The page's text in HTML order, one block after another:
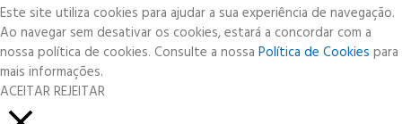
Este site utiliza cookies para ajudar a sua experiência de navegação.
Ao navegar sem desativar os cookies, estará a concordar com a
nossa política de cookies. Consulte a nossa Política de Cookies para
mais informações.
ACEITARREJEITAR